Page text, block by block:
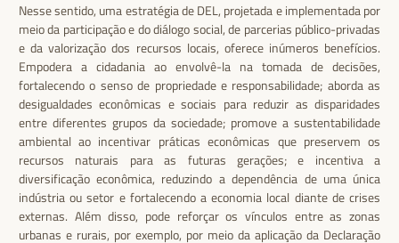
Nesse sentido, uma estratégia de DEL, projetada e implementada por
meio da participação e do diálogo social, de parcerias público-privadas
e da valorização dos recursos locais, oferece inúmeros benefícios.
Empodera a cidadania ao envolvê-la na tomada de decisões,
fortalecendo o senso de propriedade e responsabilidade; aborda as
desigualdades econômicas e sociais para reduzir as disparidades
entre diferentes grupos da sociedade; promove a sustentabilidade
ambiental ao incentivar práticas econômicas que preservem os
recursos naturais para as futuras gerações; e incentiva a
diversificação econômica, reduzindo a dependência de uma única
indústria ou setor e fortalecendo a economia local diante de crises
externas. Além disso, pode reforçar os vínculos entre as zonas
urbanas e rurais, por exemplo, por meio da aplicação da Declaração